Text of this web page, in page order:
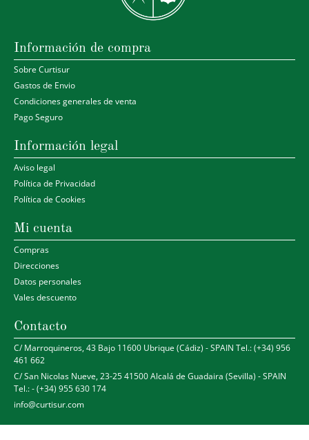
Información de compra
Sobre Curtisur
Gastos de Envio
Condiciones generales de venta
Pago Seguro
Información legal
Aviso legal
Política de Privacidad
Política de Cookies
Mi cuenta
Compras
Direcciones
Datos personales
Vales descuento
Contacto
C/ Marroquineros, 43 Bajo 11600 Ubrique (Cádiz) - SPAIN Tel.: (+34) 956
461 662
C/ San Nicolas Nueve, 23-25 41500 Alcalá de Guadaira (Sevilla) - SPAIN
Tel.: - (+34) 955 630 174
info@curtisur.com